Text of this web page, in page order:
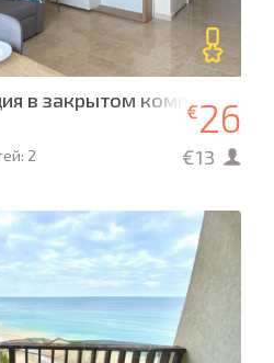
в закрытом комплексе
2
€26
€13